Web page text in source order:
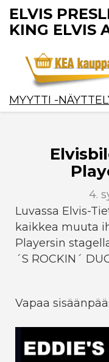
ELVIS
KING ELVIS
MYYTTI -
4.
Luvassa Elvis-
kaikkea muuta
Playersin
´S ROCKIN´
Vapaa